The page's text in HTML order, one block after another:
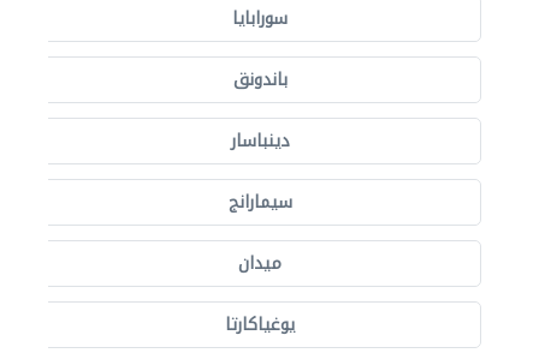
سورابايا
باندونق
دينباسار
سيمارانج
ميدان
يوغياكارتا